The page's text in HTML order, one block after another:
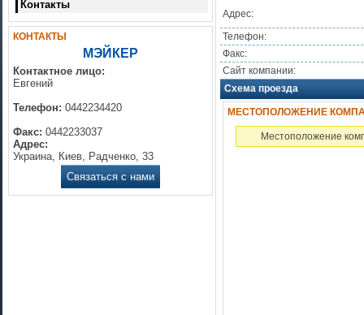
Контакты
КОНТАКТЫ
МЭЙКЕР
Контактное лицо:
Евгений
Телефон: 0442234420
Факс: 0442233037
Адрес:
Украина, Киев, Радченко, 33
Связаться с нами
Адрес:
Телефон:
Факс:
Сайт компании:
Схема проезда
МЕСТОПОЛОЖЕНИЕ
Местоположение